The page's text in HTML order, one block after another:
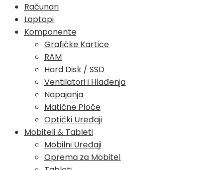
Računari
Laptopi
Komponente
Grafičke Kartice
RAM
Hard Disk / SSD
Ventilatori i Hlađenja
Napajanja
Matične Ploče
Optički Uređaji
Mobiteli & Tableti
Mobilni Uređaji
Oprema za Mobitel